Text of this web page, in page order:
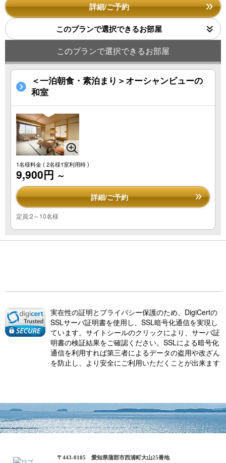
詳細/ご予約
このプランで選択できるお部屋
このプランで選択できるお部屋
＜一泊朝食・素泊まり＞オーシャンビューの
和室
1名様料金( 2名様1室利用時 )
9,900円 ～
詳細/ご予約
定員:2～10名様
実在性の証明とプライバシー保護のため、DigiCertの
SSLサーバ証明書を使用し、SSL暗号化通信を実現し
ています。サイトシールのクリックにより、サーバ証
明書の検証結果をご確認ください。SSLによる暗号化
通信を利用すれば第三者によるデータの盗用や改ざん
を防止し、より安全にご利用いただくことが出来ます
〒443-0105 愛知県蒲郡市西浦町大山25番地